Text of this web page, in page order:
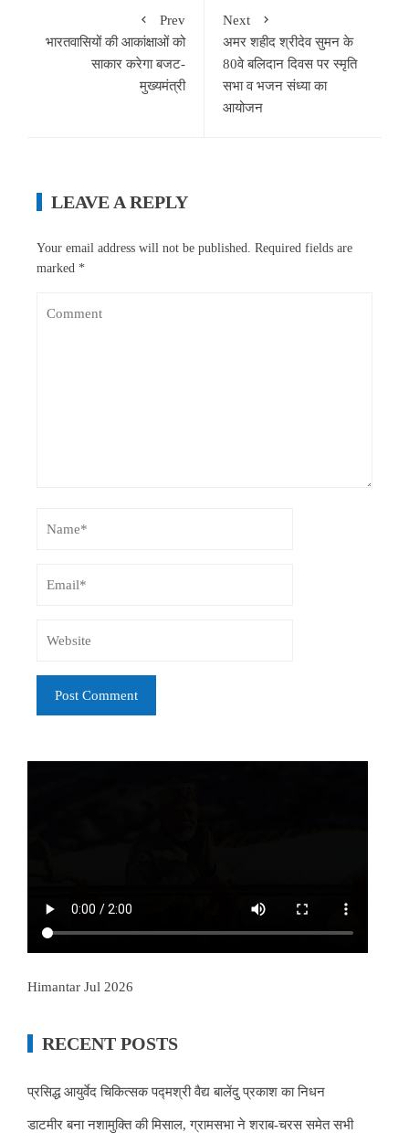
Prev
भारतवासियों की आकांक्षाओं को
साकार करेगा बजट-
मुख्यमंत्री
Next
अमर शहीद श्रीदेव सुमन के
80वे बलिदान दिवस पर स्मृति
सभा व भजन संध्या का
आयोजन
LEAVE A REPLY
Your email address will not be published. Required fields are
marked *
Himantar Jul 2026
RECENT POSTS
प्रसिद्ध आयुर्वेद चिकित्सक पद्मश्री वैद्य बालेंदु प्रकाश का निधन
डाटमीर बना नशामुक्ति की मिसाल, ग्रामसभा ने शराब-चरस समेत सभी